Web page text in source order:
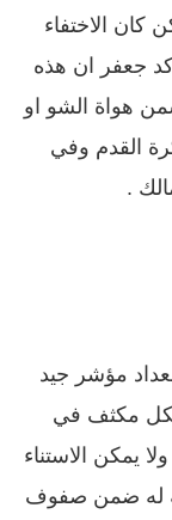
كان الاختفاء
جعفر ان هذه
هواة الشو او
القدم وفي
.
مؤشر جيد
مكثف في
يمكن الاستناء
له ضمن صفوف